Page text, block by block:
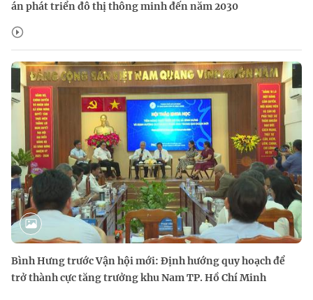
án phát triển đô thị thông minh đến năm 2030
Bình Hưng trước Vận hội mới: Định hướng quy hoạch để
trở thành cực tăng trưởng khu Nam TP. Hồ Chí Minh